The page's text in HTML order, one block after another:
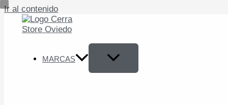
Ir al contenido
MARCAS